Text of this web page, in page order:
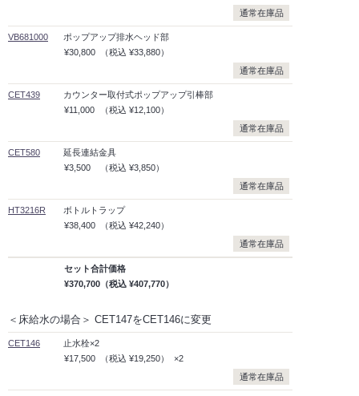
通常在庫品
VB681000
ポップアップ排水ヘッド部
¥30,800
（税込 ¥33,880）
通常在庫品
CET439
カウンター取付式ポップアップ引棒部
¥11,000
（税込 ¥12,100）
通常在庫品
CET580
延長連結金具
¥3,500
（税込 ¥3,850）
通常在庫品
HT3216R
ボトルトラップ
¥38,400
（税込 ¥42,240）
通常在庫品
セット合計価格
¥370,700 （税込 ¥407,770）
＜床給水の場合＞ CET147をCET146に変更
CET146
止水栓×2
¥17,500
（税込 ¥19,250）
×2
通常在庫品